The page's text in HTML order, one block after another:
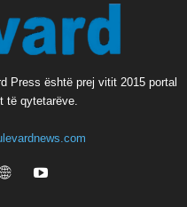
Press është prej vitit 2015 portal
të qytetarëve.